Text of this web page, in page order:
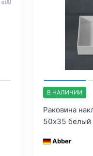
В НАЛИЧИИ
Раковина
50х35 белый
Abber